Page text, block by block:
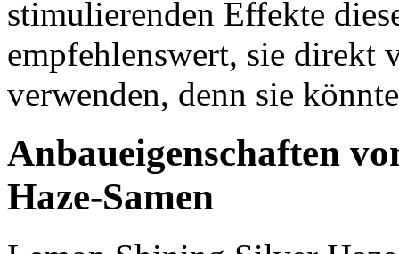
stimulierenden Effekte
empfehlenswert, sie direkt
verwenden, denn sie
Anbaueigenschaften
Haze-Samen